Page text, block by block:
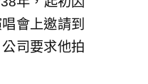
會上邀請到
司要求他拍